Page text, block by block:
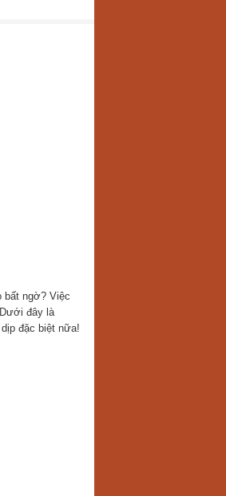
bất ngờ? Việc
đây là
đặc biệt nữa!